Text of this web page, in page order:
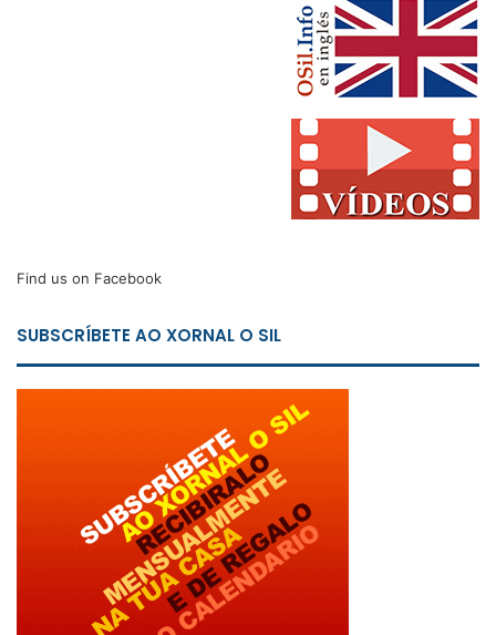
Find us on Facebook
SUBSCRÍBETE AO XORNAL O SIL